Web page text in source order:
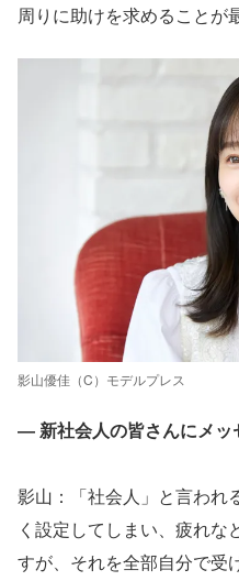
周りに助けを求めることが
影山優佳（C）モデルプレス
― 新社会人の皆さんにメッ
影山：「社会人」と言われ
く設定してしまい、疲れな
すが、それを全部自分で受